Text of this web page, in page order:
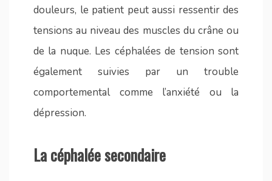
douleurs, le patient peut aussi ressentir des
tensions au niveau des muscles du crâne ou
de la nuque. Les céphalées de tension sont
également suivies par un trouble
comportemental comme l’anxiété ou la
dépression.
La céphalée secondaire